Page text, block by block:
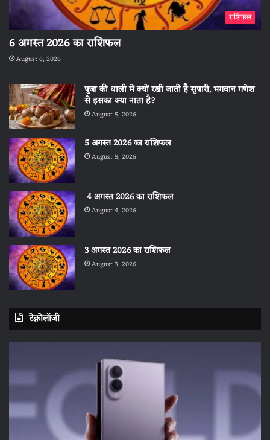
राशिफल
6 अगस्त 2026 का राशिफल
August 6, 2026
पूजा की थाली में क्यों रखी जाती है सुपारी, भगवान गणेश
से इसका क्या नाता है?
August 5, 2026
5 अगस्त 2026 का राशिफल
August 5, 2026
4 अगस्त 2026 का राशिफल
August 4, 2026
3 अगस्त 2026 का राशिफल
August 3, 2026
टेक्नोलॉजी